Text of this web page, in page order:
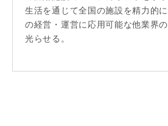
生活を通じて全国の施設を精力的
の経営・運営に応用可能な他業界
光らせる。